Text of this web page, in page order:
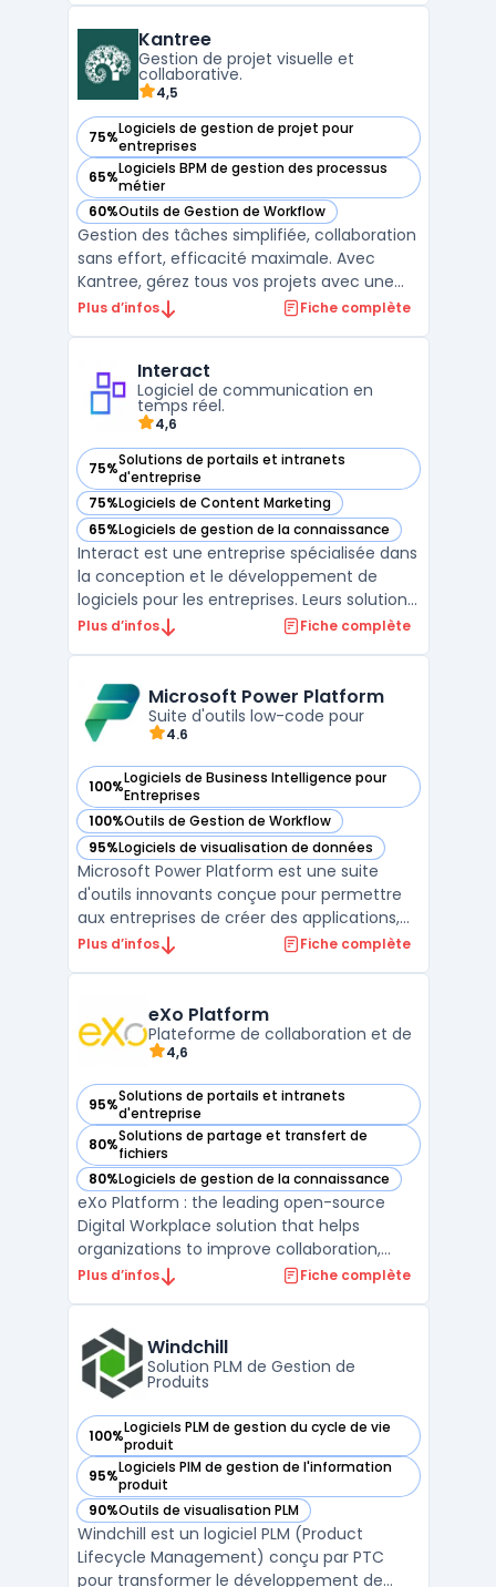
notamment des outils de communication
pour équipes, qui facil ...
Kantree
Gestion de projet visuelle et
collaborative.
4,5
75%Logiciels de gestion de projet pour
entreprises
— voir Kantree dans cette catégorie
65%Logiciels BPM de gestion des processus
métier
— voir Kantree dans cette catégorie
60%Outils de Gestion de Workflow
— voir Kantree dans cette catégorie
Gestion des tâches simplifiée, collaboration
sans effort, efficacité maximale. Avec
Kantree, gérez tous vos projets avec une
plateforme intuitive et personnalisable.
réel, quelle que soit sa taille ou son secteur
d'activité. Kantre ...
Plus d’infos Fiche complète
Interact
Logiciel de communication en
temps réel.
4,6
75%Solutions de portails et intranets
d'entreprise
— voir Interact dans cette catégorie
75%Logiciels de Content Marketing
— voir Interact dans cette catégorie
65%Logiciels de gestion de la connaissance
— voir Interact dans cette catégorie
Interact est une entreprise spécialisée dans
la conception et le développement de
logiciels pour les entreprises. Leurs solutions
sont adaptées à tous types d'activités, de
relation client. Interact propose également
...
Plus d’infos Fiche complète
Microsoft Power Platform
Suite d'outils low-code pour
4.6
100%Logiciels de Business Intelligence pour
Entreprises
— voir Microsoft Power Platform dans cette catégorie
100%Outils de Gestion de Workflow
— voir Microsoft Power Platform dans cette catégorie
95%Logiciels de visualisation de données
— voir Microsoft Power Platform dans cette catégorie
Microsoft Power Platform est une suite
d'outils innovants conçue pour permettre
aux entreprises de créer des applications,
d'automatiser des processus, et d'analyser
programmation. Regroupant Power BI,
Power Apps, Power Automate, et Power Virt
Plus d’infos Fiche complète
eXo Platform
Plateforme de collaboration et de
4,6
95%Solutions de portails et intranets
d'entreprise
— voir eXo Platform dans cette catégorie
80%Solutions de partage et transfert de
fichiers
— voir eXo Platform dans cette catégorie
80%Logiciels de gestion de la connaissance
— voir eXo Platform dans cette catégorie
eXo Platform : the leading open-source
Digital Workplace solution that helps
organizations to improve collaboration,
knowledge management, and employee
documents, access relevant information,
communicate with each other, and comple
...
Plus d’infos Fiche complète
Windchill
Solution PLM de Gestion de
Produits
100%Logiciels PLM de gestion du cycle de vie
produit
— voir Windchill dans cette catégorie
95%Logiciels PIM de gestion de l'information
produit
— voir Windchill dans cette catégorie
90%Outils de visualisation PLM
— voir Windchill dans cette catégorie
Windchill est un logiciel PLM (Product
Lifecycle Management) conçu par PTC
pour transformer le développement de